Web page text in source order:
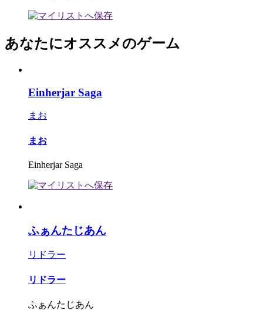
あなたにオススメのゲーム
Einherjar Saga
まお
まお
Einherjar Saga
ふぁんたじあん
リドラー
リドラー
ふぁんたじあん